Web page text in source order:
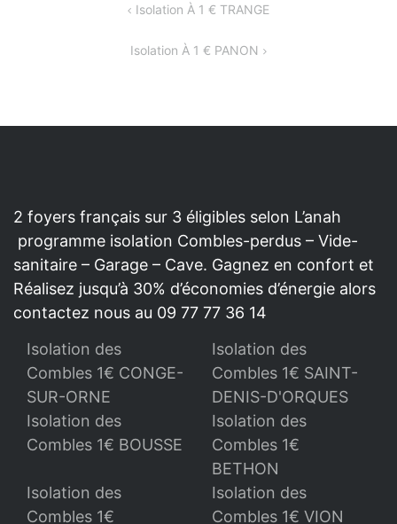
Isolation À 1 € TRANGE
Isolation À 1 € PANON
2 foyers français sur 3 éligibles selon L’anah
programme isolation Combles-perdus – Vide-
sanitaire – Garage – Cave. Gagnez en confort et
Réalisez jusqu’à 30% d’économies d’énergie alors
contactez nous au 09 77 77 36 14
Isolation des
Combles 1€ CONGE-
SUR-ORNE
Isolation des
Combles 1€ SAINT-
DENIS-D'ORQUES
Isolation des
Combles 1€ BOUSSE
Isolation des
Combles 1€
BETHON
Isolation des
Combles 1€
Isolation des
Combles 1€ VION